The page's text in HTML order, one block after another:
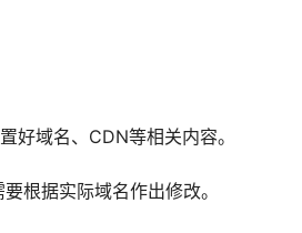
域名、CDN等相关内容。
根据实际域名作出修改。